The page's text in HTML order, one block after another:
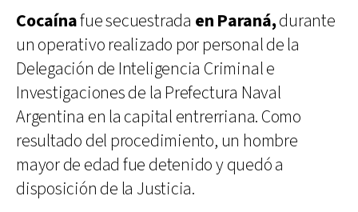
Cocaínafue secuestrada en Paraná,durante
un operativo realizado por personal de la
Delegación de Inteligencia Criminal e
Investigaciones de la Prefectura Naval
Argentina en la capital entrerriana. Como
resultado del procedimiento, un hombre
mayor de edad fue detenido y quedó a
disposición de la Justicia.